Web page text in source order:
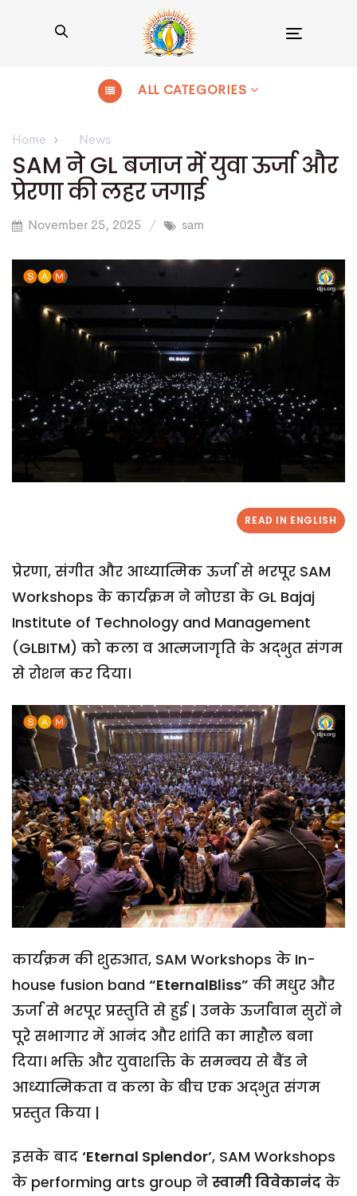
ALL CATEGORIES
Home News
SAM ने GL बजाज में युवा ऊर्जा और
प्रेरणा की लहर जगाई
November 25, 2025 sam
READ IN ENGLISH
प्रेरणा, संगीत और आध्यात्मिक ऊर्जा से भरपूर SAM
Workshops के कार्यक्रम ने नोएडा के GL Bajaj
Institute of Technology and Management
(GLBITM) को कला व आत्मजागृति के अद्भुत संगम
से रोशन कर दिया।
कार्यक्रम की शुरुआत, SAM Workshops के In-
house fusion band “EternalBliss” की मधुर और
ऊर्जा से भरपूर प्रस्तुति से हुई | उनके ऊर्जावान सुरों ने
पूरे सभागार में आनंद और शांति का माहौल बना
दिया। भक्ति और युवाशक्ति के समन्वय से बैंड ने
आध्यात्मिकता व कला के बीच एक अद्भुत संगम
प्रस्तुत किया |
इसके बाद ‘Eternal Splendor’, SAM Workshops
के performing arts group ने स्वामीविवेकानंद के